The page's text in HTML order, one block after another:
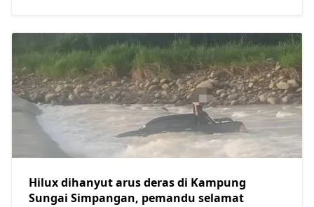
Hilux dihanyut arus deras di Kampung
Sungai Simpangan, pemandu selamat